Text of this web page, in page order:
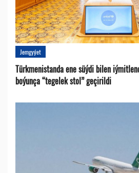
Jemgyýet
Türkmenistanda ene süýdi bilen
boýunça “tegelek stol” geçirildi